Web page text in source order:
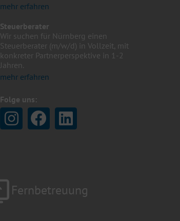
mehr erfahren
Steuerberater
Wir suchen für Nürnberg einen
Steuerberater (m/w/d) in Vollzeit, mit
konkreter Partnerperspektive in 1-2
Jahren.
mehr erfahren
Folge uns:
Fernbetreuung